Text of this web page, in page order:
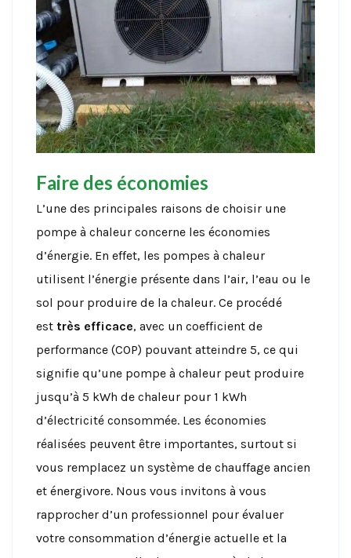
Faire des économies
L’une des principales raisons de choisir une
pompe à chaleur concerne les économies
d’énergie. En effet, les pompes à chaleur
utilisent l’énergie présente dans l’air, l’eau ou le
sol pour produire de la chaleur. Ce procédé
est très efficace, avec un coefficient de
performance (COP) pouvant atteindre 5, ce qui
signifie qu’une pompe à chaleur peut produire
jusqu’à 5 kWh de chaleur pour 1 kWh
d’électricité consommée. Les économies
réalisées peuvent être importantes, surtout si
vous remplacez un système de chauffage ancien
et énergivore. Nous vous invitons à vous
rapprocher d’un professionnel pour évaluer
votre consommation d’énergie actuelle et la